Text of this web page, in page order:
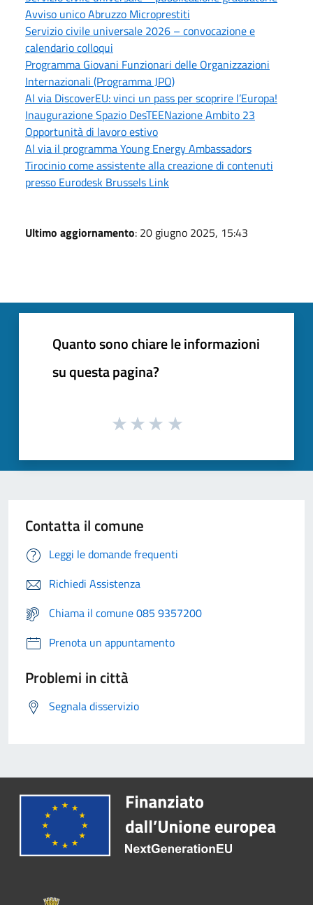
Avviso unico Abruzzo Microprestiti
Servizio civile universale 2026 – convocazione e
calendario colloqui
Programma Giovani Funzionari delle Organizzazioni
Internazionali (Programma JPO)
Al via DiscoverEU: vinci un pass per scoprire l’Europa!
Inaugurazione Spazio DesTEENazione Ambito 23
Opportunità di lavoro estivo
Al via il programma Young Energy Ambassadors
Tirocinio come assistente alla creazione di contenuti
presso Eurodesk Brussels Link
Ultimo aggiornamento: 20 giugno 2025, 15:43
Quanto sono chiare le informazioni
su questa pagina?
Contatta il comune
Leggi le domande frequenti
Richiedi Assistenza
Chiama il comune 085 9357200
Prenota un appuntamento
Problemi in città
Segnala disservizio